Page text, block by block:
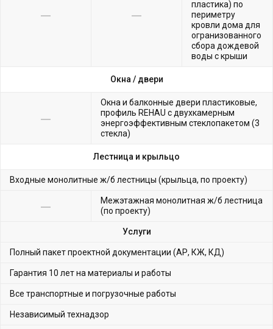
пластика) по
периметру
кровли дома для
огранизованного
сбора дождевой
воды с крыши
Окна / двери
Окна и балконные двери пластиковые,
профиль REHAU с двухкамерным
энергоэффективным стеклопакетом (3
стекла)
Лестница и крыльцо
Входные монолитные ж/б лестницы (крыльца, по проекту)
Межэтажная монолитная ж/б лестница
(по проекту)
Услуги
Полный пакет проектной документации (АР, КЖ, КД)
Гарантия 10 лет на материалы и работы
Все транспортные и погрузочные работы
Независимый технадзор